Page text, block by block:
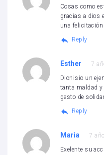
Cosas como
gracias a dios
una felicitación
Reply
Esther
7
Dionisio un
tanta maldad y
gesto de
Reply
Maria
7
Exelente su